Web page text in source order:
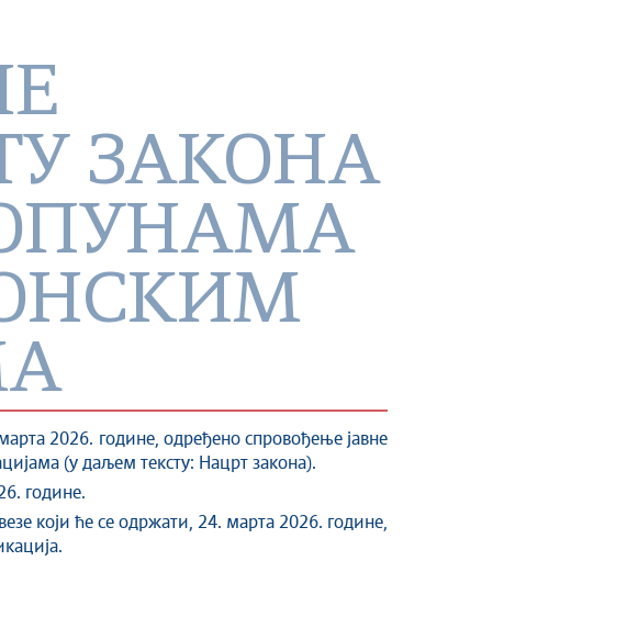
ЗАКОНА
2026. године, одређено спровођење јавне
(у даљем тексту: Нацрт закона).
године.
који ће се одржати, 24. марта 2026. године,